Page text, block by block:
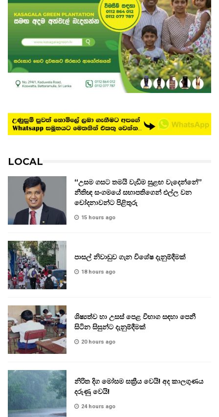
LOCAL
“උසම ගසට තමයි වැඩිම සුළඟ වැදෙන්නේ”
නීතිඥ සංගමයේ සභාපතිගෙන් එල්ල වන
චෝදනාවන්ට පිළිතුරු
15 hours ago
පාසල් නිවාඩුව ගැන විශේෂ දැනුම්දීමක්
18 hours ago
ශිෂ්‍යත්ව හා උසස් පෙළ විභාග සඳහා පෙනී
සිටින සිසුන්ට දැනුම්දීමක්
20 hours ago
නිරිත දිග මෝසම සක්‍රීය වෙයි! අද කාලගුණය
දරුණු වෙයි!
24 hours ago